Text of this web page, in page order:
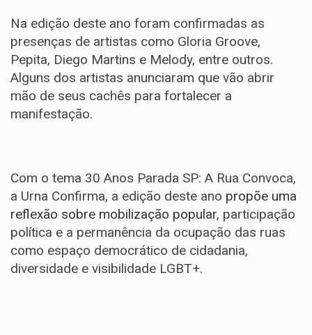
Na edição deste ano foram confirmadas as
presenças de artistas como Gloria Groove,
Pepita, Diego Martins e Melody, entre outros.
Alguns dos artistas anunciaram que vão abrir
mão de seus cachês para fortalecer a
manifestação.
Com o tema 30 Anos Parada SP: A Rua Convoca,
a Urna Confirma, a edição deste ano propõe uma
reflexão sobre mobilização popular, participação
política e a permanência da ocupação das ruas
como espaço democrático de cidadania,
diversidade e visibilidade LGBT+.